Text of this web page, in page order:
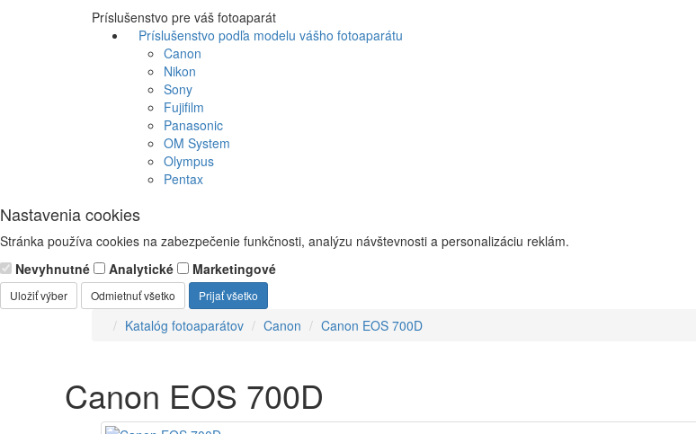
Príslušenstvo pre váš fotoaparát
Príslušenstvo podľa modelu vášho fotoaparátu
Canon
Nikon
Sony
Fujifilm
Panasonic
OM System
Olympus
Pentax
Nastavenia cookies
Stránka používa cookies na zabezpečenie funkčnosti, analýzu návštevnosti a personalizáciu reklám.
Nevyhnutné
Analytické Marketingové
Uložiť výber Odmietnuť všetko Prijať všetko
Katalóg fotoaparátov Canon Canon EOS 700D
Canon EOS 700D